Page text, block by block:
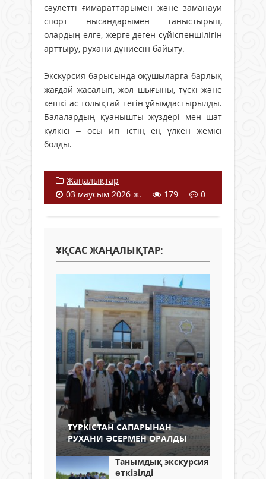
сәулетті ғимараттарымен және заманауи
спорт нысандарымен таныстырып,
олардың елге, жерге деген сүйіспеншілігін
арттыру, рухани дүниесін байыту.
Экскурсия барысында оқушыларға барлық
жағдай жасалып, жол шығыны, түскі және
кешкі ас толықтай тегін ұйымдастырылды.
Балалардың қуанышты жүздері мен шат
күлкісі – осы игі істің ең үлкен жемісі
болды.
Жаңалықтар
03 маусым 2026 ж.
179 0
ҰҚСАС ЖАҢАЛЫҚТАР:
ТҮРКІСТАН САПАРЫНАН
РУХАНИ ӘСЕРМЕН ОРАЛДЫ
Танымдық экскурсия
өткізілді